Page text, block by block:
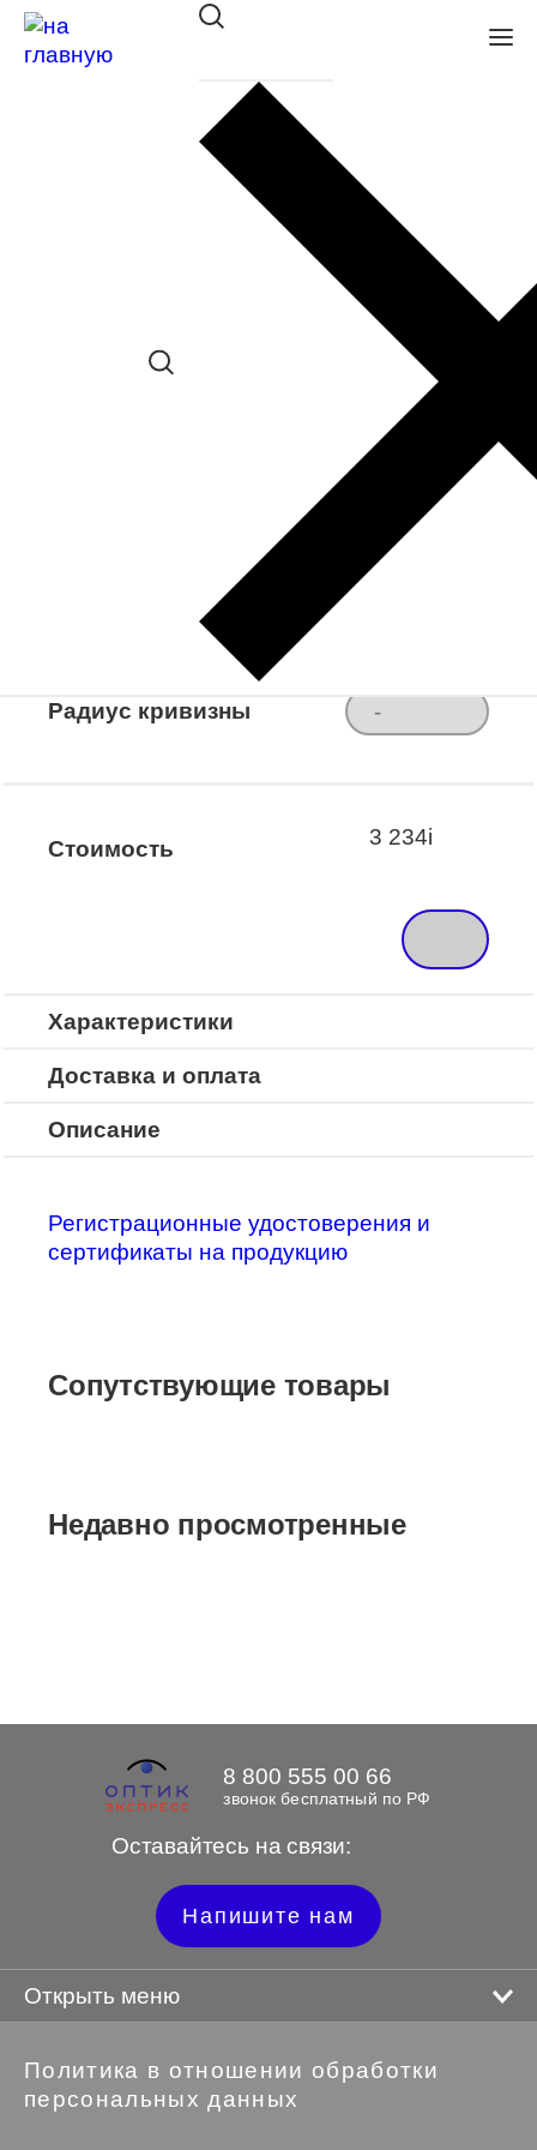
Total 30 multifocal (3 линзы)
Разные глаза
Стоимость 3 234i
Поделиться в соц. сетях:
Характеристики
Доставка и оплата
Описание
Регистрационные удостоверения и
сертификаты на продукцию
Сопутствующие товары
Недавно просмотренные
Оставайтесь на связи:
8 800 555 00 66
звонок бесплатный по РФ
Напишите нам
Открыть меню
Политика в отношении обработки
персональных данных